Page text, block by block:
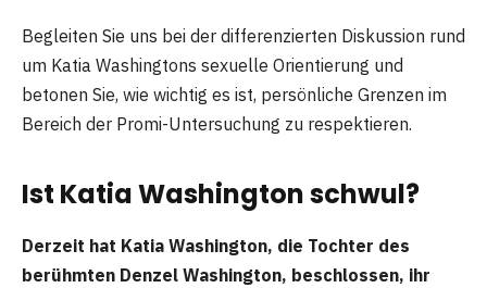
Begleiten Sie uns bei der differenzierten Diskussion rund
um Katia Washingtons sexuelle Orientierung und
betonen Sie, wie wichtig es ist, persönliche Grenzen im
Bereich der Promi-Untersuchung zu respektieren.
Ist Katia Washington schwul?
Derzeit hat Katia Washington, die Tochter des
berühmten Denzel Washington, beschlossen, ihr